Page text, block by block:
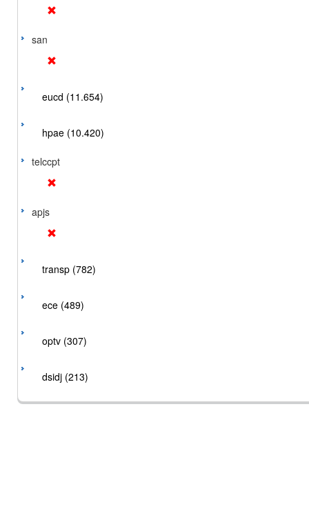
san
eucd (11.654)
hpae (10.420)
telccpt
apjs
transp (782)
ece (489)
optv (307)
dsidj (213)